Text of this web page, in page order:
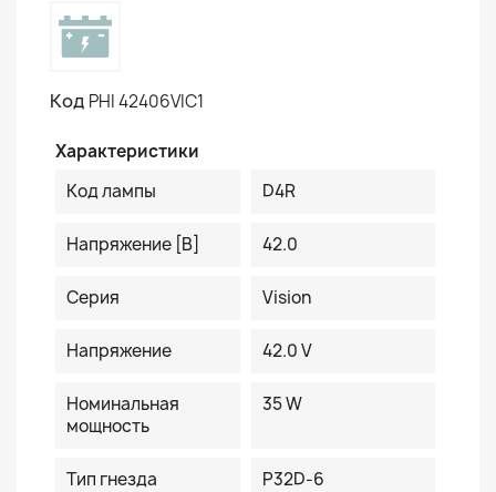
Код PHI 42406VIC1
Характеристики
Код лампы
D4R
Напряжение [В] 42.0
Серия Vision
Напряжение 42.0 V
Номинальная
мощность
35 W
Тип гнезда P32D-6